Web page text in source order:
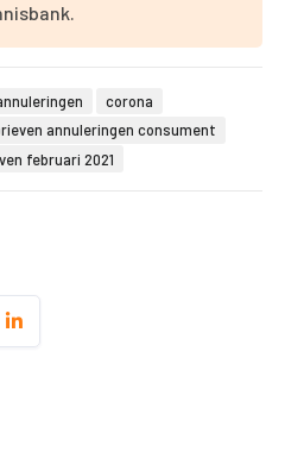
corona
annuleringen consument
februari 2021